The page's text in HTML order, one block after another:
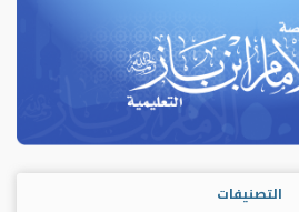
التصنيفات